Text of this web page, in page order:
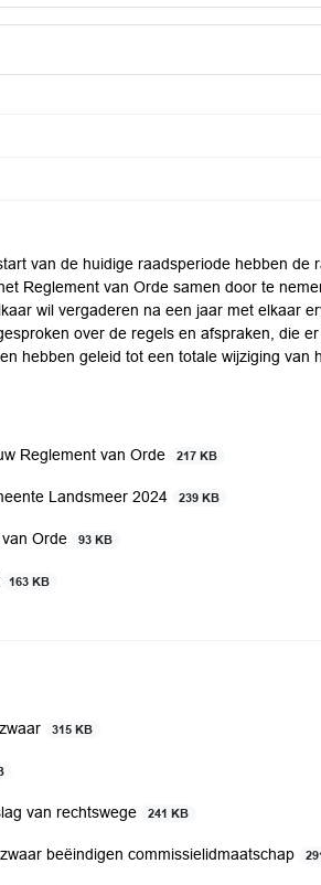
van de huidige raadsperiode hebben de
Reglement van Orde samen door te
wil vergaderen na een jaar met elkaar
over de regels en afspraken, die
hebben geleid tot een totale wijziging van
Reglement van Orde
217 KB
Landsmeer 2024 239 KB
Orde 93 KB
163 KB
315 KB
van rechtswege 241 KB
beëindigen commissielidmaatschap